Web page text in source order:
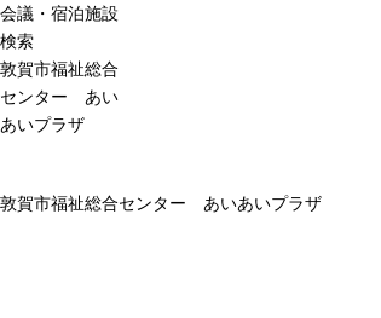
会議・宿泊施設
検索
敦賀市福祉総合
センター あい
あいプラザ
敦賀市福祉総合センター あいあいプラザ